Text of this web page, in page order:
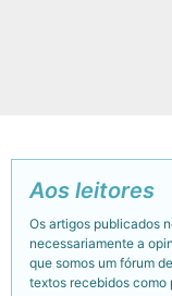
Aos leitores
Os artigos publicados
necessariamente a
que somos um fórum
textos recebidos como